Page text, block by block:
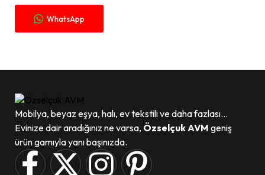
WhatsApp
Mobilya, beyaz eşya, halı, ev tekstili ve daha fazlası...
Evinize dair aradığınız ne varsa, Özselçuk AVM geniş
ürün gamıyla yanı başınızda.